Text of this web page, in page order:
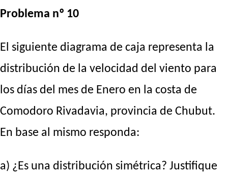
Problema nº 10
El siguiente diagrama de caja representa la
distribución de la velocidad del viento para
los días del mes de Enero en la costa de
Comodoro Rivadavia, provincia de Chubut.
En base al mismo responda:
a) ¿Es una distribución simétrica? Justifique